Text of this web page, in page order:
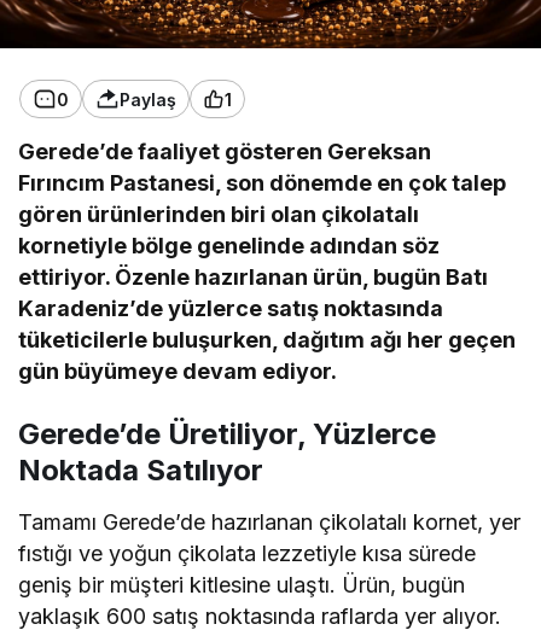
0 Paylaş 1
Gerede’de faaliyet gösteren Gereksan
Fırıncım Pastanesi, son dönemde en çok talep
gören ürünlerinden biri olan çikolatalı
kornetiyle bölge genelinde adından söz
ettiriyor. Özenle hazırlanan ürün, bugün Batı
Karadeniz’de yüzlerce satış noktasında
tüketicilerle buluşurken, dağıtım ağı her geçen
gün büyümeye devam ediyor.
Gerede’de Üretiliyor, Yüzlerce
Noktada Satılıyor
Tamamı Gerede’de hazırlanan çikolatalı kornet, yer
fıstığı ve yoğun çikolata lezzetiyle kısa sürede
geniş bir müşteri kitlesine ulaştı. Ürün, bugün
yaklaşık 600 satış noktasında raflarda yer alıyor.